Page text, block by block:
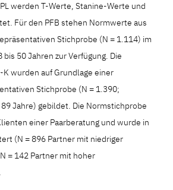
werden T-Werte, Stanine-Werte und
Für den PFB stehen Normwerte aus
Stichprobe (N = 1.114) im
50 Jahren zur Verfügung. Die
wurden auf Grundlage einer
Stichprobe (N = 1.390;
Jahre) gebildet. Die Normstichprobe
einer Paarberatung und wurde in
(N = 896 Partner mit niedriger
= 142 Partner mit hoher